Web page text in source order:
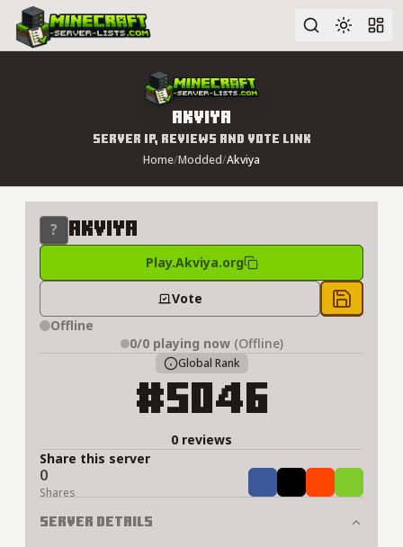
Advanced search
Akviya
Server IP, Reviews and Vote Link
Home/Modded/Akviya
Akviya
Play.Akviya.org
Vote Save to
Offline
0/0 playing now (Offline)
Global Rank
#5046
0 reviews
Share this server
0
Shares ShareTweetShareShare
Server Details